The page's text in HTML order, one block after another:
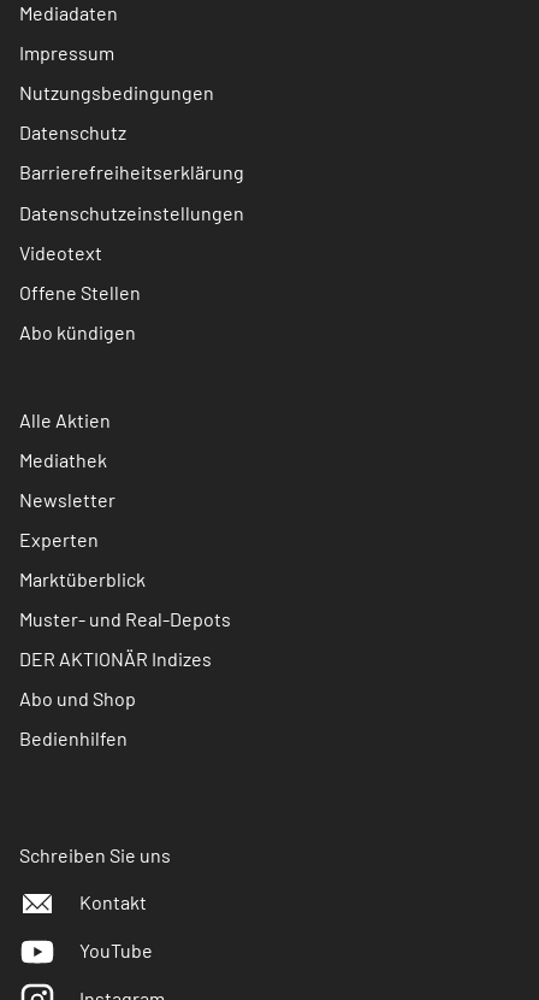
Mediadaten
Impressum
Nutzungsbedingungen
Datenschutz
Barrierefreiheitserklärung
Datenschutzeinstellungen
Videotext
Offene Stellen
Abo kündigen
Alle Aktien
Mediathek
Newsletter
Experten
Marktüberblick
Muster- und Real-Depots
DER AKTIONÄR Indizes
Abo und Shop
Bedienhilfen
Schreiben Sie uns
Kontakt
YouTube